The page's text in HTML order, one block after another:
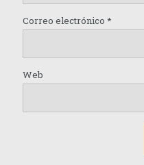
Correo electrónico *
Web